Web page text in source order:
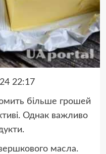
22:17
більше грошей
Однак важливо
масла.